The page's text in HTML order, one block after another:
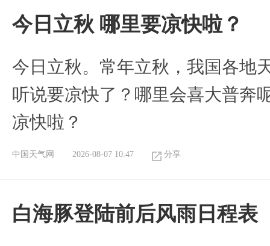
今日立秋 哪里要凉快啦？
今日立秋。常年立秋，我国各地
听说要凉快了？哪里会喜大普奔
凉快啦？
中国天气网 2026-08-07 10:47 分享
白海豚登陆前后风雨日程表